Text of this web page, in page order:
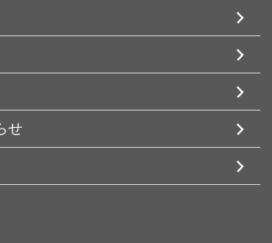
せ